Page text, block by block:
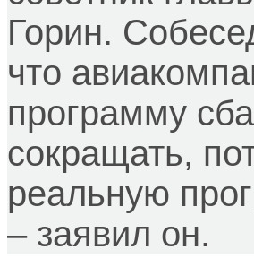
Горин.
что
программу
сокращать,
реальную
– заявил он.